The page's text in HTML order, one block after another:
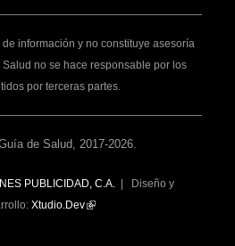
información y no constituye asesoría
no se hace responsable por los
por terceras partes.
de Salud, 2017-2026.
PUBLICIDAD, C.A. | Diseño y
Xtudio.Dev(link